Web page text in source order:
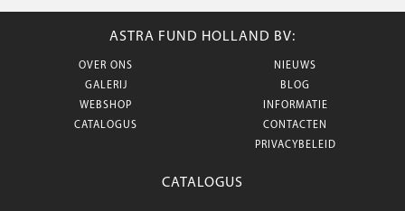
ASTRA FUND HOLLAND BV:
OVER ONS
GALERIJ
WEBSHOP
CATALOGUS
NIEUWS
BLOG
INFORMATIE
CONTACTEN
PRIVACYBELEID
CATALOGUS